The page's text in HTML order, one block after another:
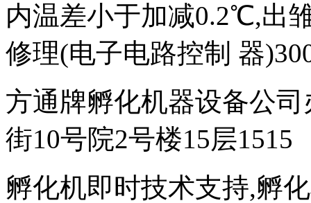
内温差小于加减0.2℃,出
修理(电子电路控制 器
方通牌孵化机器设备公
街10号院2号楼15层1515
孵化机即时技术支持,孵